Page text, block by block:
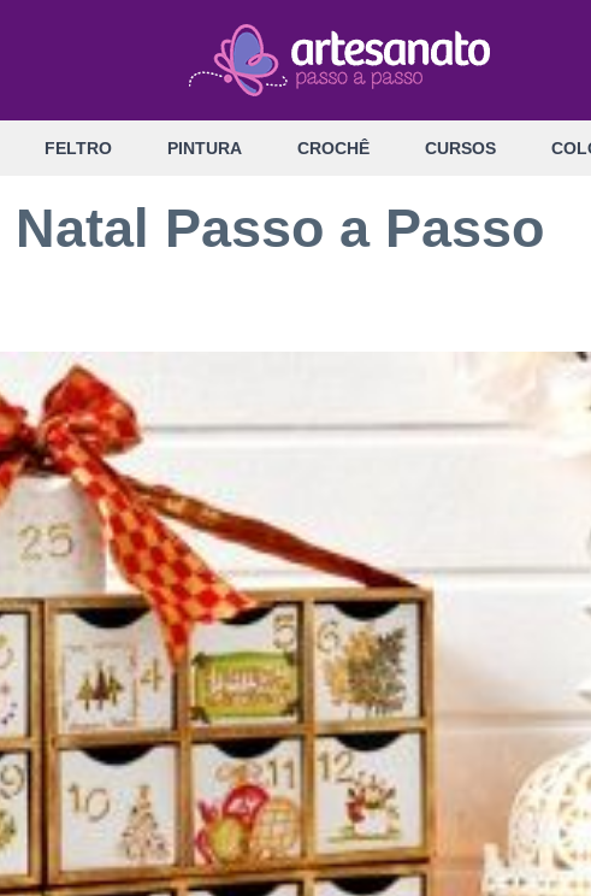
FELTRO PINTURA CROCHÊ CURSOS
Passo a Passo